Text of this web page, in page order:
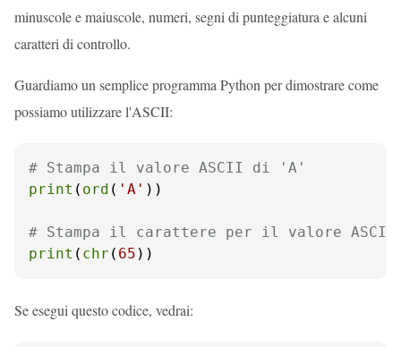
minuscole e maiuscole, numeri, segni di punteggiatura e alcuni
caratteri di controllo.
Guardiamo un semplice programma Python per dimostrare come
possiamo utilizzare l'ASCII:
# Stampa il valore ASCII di 'A'
print ( ord ( 'A' ))
# Stampa il carattere per il valore ASCII
print ( chr ( 65 ))
Se esegui questo codice, vedrai: